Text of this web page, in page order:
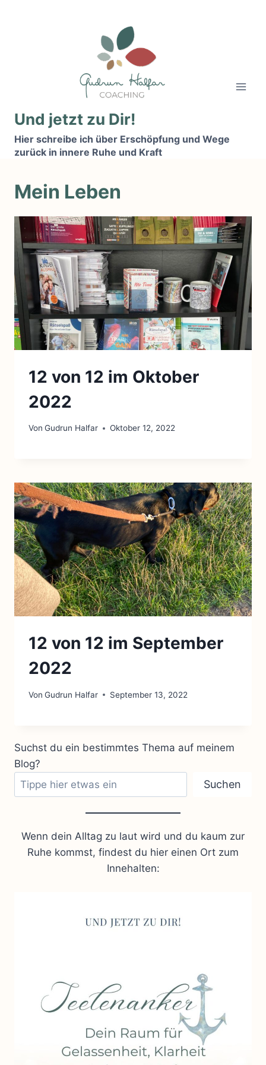
Und jetzt zu Dir!
Hier schreibe ich über Erschöpfung und Wege
zurück in innere Ruhe und Kraft
Mein Leben
12 von 12 im Oktober
2022
Von Gudrun Halfar Oktober 12, 2022
12 von 12 im September
2022
Von Gudrun Halfar September 13, 2022
Suchst du ein bestimmtes Thema auf meinem
Blog?
Suchen
Wenn dein Alltag zu laut wird und du kaum zur
Ruhe kommst, findest du hier einen Ort zum
Innehalten: